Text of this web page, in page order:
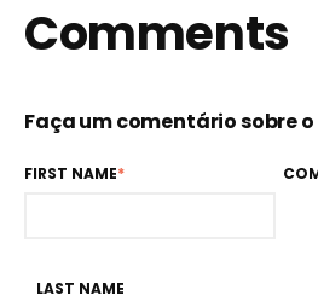
Comments
Faça um comentário sobre
FIRST NAME*
LAST NAME